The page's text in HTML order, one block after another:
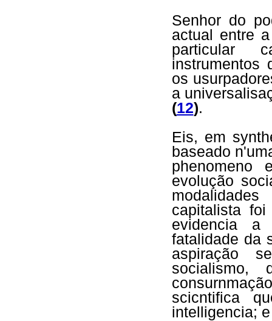
Senhor do
actual entre
particular
instrumentos
os
a
(12).
Eis, em
baseado
phenomeno
evolução
capitalista
evidencia a
fatalidade da
aspiração
scicntifica
intelligencia;